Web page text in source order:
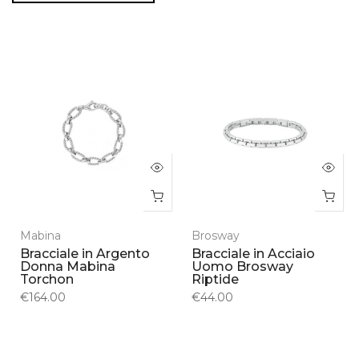
Mabina
Bracciale in Argento
Donna Mabina
Torchon
€164.00
Brosway
Bracciale in Acciaio
Uomo Brosway
Riptide
€44.00